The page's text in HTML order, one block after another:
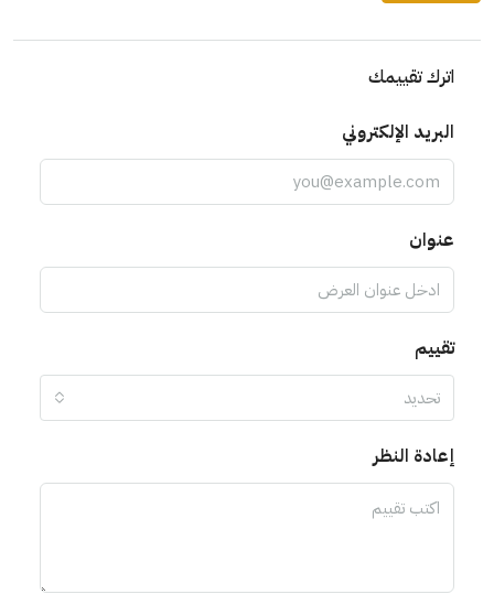
اترك تقييمك
البريد الإلكتروني
عنوان
تقييم
تحديد
إعادة النظر